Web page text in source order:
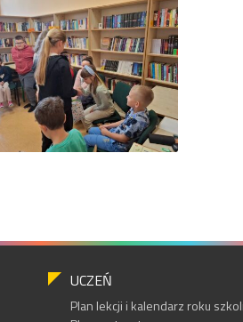
UCZEŃ
Plan lekcji i kalendarz roku